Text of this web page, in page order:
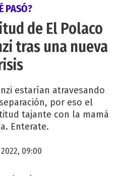
PASÓ?
de El Polaco
tras una nueva
estarían atravesando
por eso el
tajante con la mamá
Enterate.
09:00